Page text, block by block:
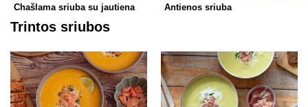
Chašlama sriuba su jautiena Antienos sriuba
Trintos sriubos